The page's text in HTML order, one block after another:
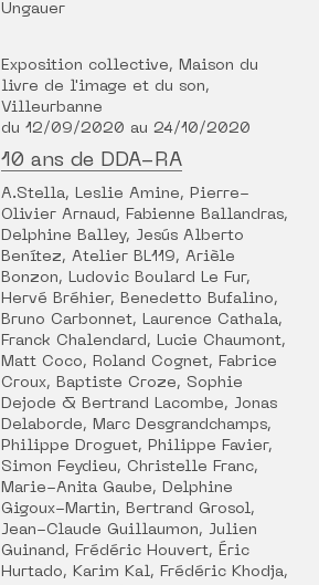
Ungauer
Exposition collective, Maison du
livre de l'image et du son,
Villeurbanne
du 12/09/2020 au 24/10/2020
10 ans de DDA-RA
A.Stella, Leslie Amine, Pierre-
Olivier Arnaud, Fabienne Ballandras,
Delphine Balley, Jesús Alberto
Benítez, Atelier BL119, Arièle
Bonzon, Ludovic Boulard Le Fur,
Hervé Bréhier, Benedetto Bufalino,
Bruno Carbonnet, Laurence Cathala,
Franck Chalendard, Lucie Chaumont,
Matt Coco, Roland Cognet, Fabrice
Croux, Baptiste Croze, Sophie
Dejode & Bertrand Lacombe, Jonas
Delaborde, Marc Desgrandchamps,
Philippe Droguet, Philippe Favier,
Simon Feydieu, Christelle Franc,
Marie-Anita Gaube, Delphine
Gigoux-Martin, Bertrand Grosol,
Jean-Claude Guillaumon, Julien
Guinand, Frédéric Houvert, Éric
Hurtado, Karim Kal, Frédéric Khodja,